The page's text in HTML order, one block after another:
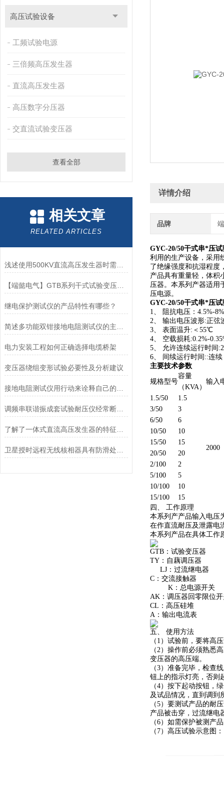
高压试验设备
工频试验电源
三倍频高压发生器
直流高压发生器
高压数字分压器
交直流试验变压器
查看全部
相关文章
RELATED ARTICLES
浅述使用500KV直流高压发生器时需要注意的事项
【端懿电气】GTB系列干式试验变压器重量轻，操作方便
继电保护测试仪的产品特性有哪些？
电力安装工程如何正确选择电缆桥架
变压器绕组变形试验必要性及分析建议
调频串联谐振成套试验耐压仪经常断电的原因有哪些方面呢
详情介绍
品牌
GYC-20/50干式串*压
利用的生产设备，采用
了绝缘强度和抗湿程度
产品具有重量轻，体积
压器。本系列产器适用
压电源。
GYC-20/50干式串*压
1、 阻抗电压：4.5%-8%
2、 输出电压波形:正弦
3、 表面温升:＜55℃
4、 空载损耗:0.2%-
5、 允许连续运行时间
6、 间续运行时间::连续
主要技术参数
规格型号
容量
（KVA）
输入
1.5/50 1.5
2000
3/50
3
6/50
6
10/50
10
15/50
15
20/50
20
2/100
2
5/100
5
10/100
10
15/100
15
四、 工作原理
本系列产产品输入电压
在作直流耐压及泄露电
本系列产品在具体工作
GTB：试验变压
TY：自藕调压器
LJ：过流继电器
C：交流接触器
K：总电源开关
AK：调压器回零限
CL：高压硅堆
A：输出电流表
五、 使用方法
（1）试验前，要将高
（2）操作前必须熟悉
变压器的高压端。
（3）准备完毕，检查
钮上的指示灯亮，否则
（4）按下起动按钮，
及试品情况，直到调到
（5）要测试产品的耐
产品被击穿，过流继电
（6）如需保护被测产
（7）高压试验示意图：